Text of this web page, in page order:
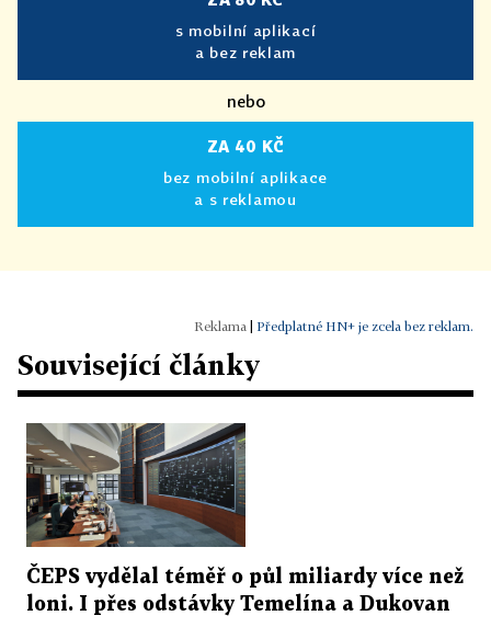
s mobilní aplikací
a bez reklam
nebo
ZA 40 KČ
bez mobilní aplikace
a s reklamou
Předplatné HN+ je zcela bez reklam.
Související články
ČEPS vydělal téměř o půl miliardy více než
loni. I přes odstávky Temelína a Dukovan